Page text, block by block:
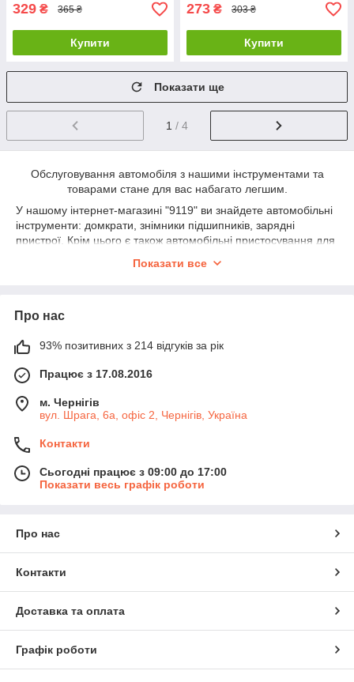
329 ₴ 365 ₴
Купити
273 ₴ 303 ₴
Купити
Показати ще
1 / 4
Обслуговування автомобіля з нашими інструментами та
товарами стане для вас набагато легшим.
У нашому інтернет-магазині "9119" ви знайдете автомобільні
інструменти: домкрати, знімники підшипників, зарядні
пристрої. Крім цього є також автомобільні пристосування для
транспортування автомобілів або інших вантажів такі як:
Показати все
Про нас
93% позитивних з 214 відгуків за рік
Працює з 17.08.2016
м. Чернігів
вул. Шрага, 6а, офіс 2, Чернігів, Україна
Контакти
Сьогодні працює з 09:00 до 17:00
Показати весь графік роботи
Про нас
Контакти
Доставка та оплата
Графік роботи